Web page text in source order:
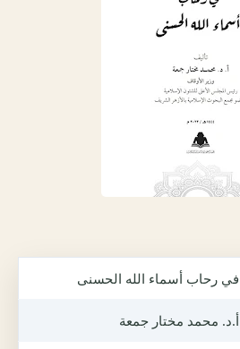
في رحاب أسماء الله الحسنى
أ.د. محمد مختار جمعة